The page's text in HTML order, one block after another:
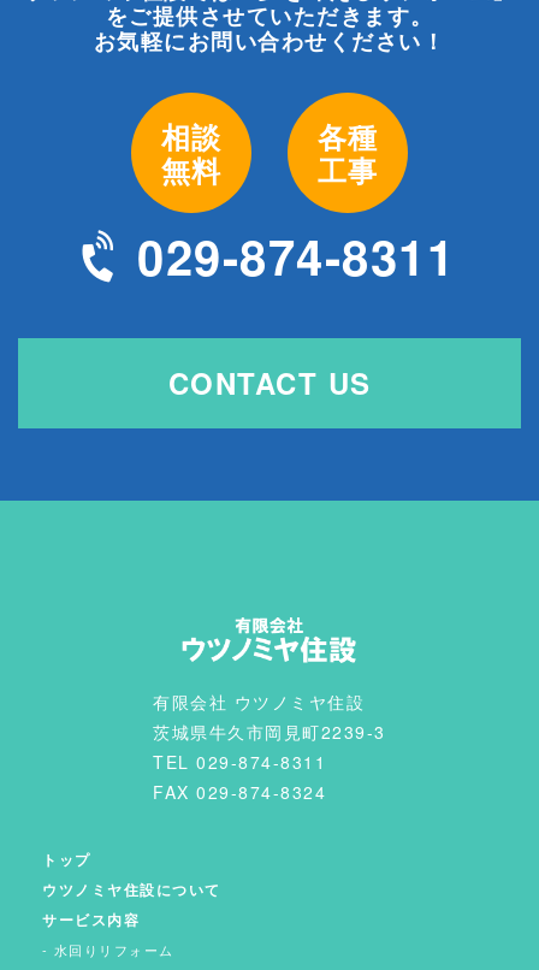
をご提供させていただきます。
お気軽にお問い合わせください！
相談
無料
各種
工事
029-874-8311
CONTACT US
有限会社 ウツノミヤ住設
茨城県牛久市岡見町2239-3
TEL 029-874-8311
FAX 029-874-8324
トップ
ウツノミヤ住設について
サービス内容
水回りリフォーム